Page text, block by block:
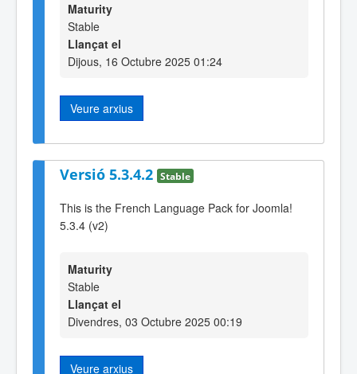
Maturity
Stable
Llançat el
Dijous, 16 Octubre 2025 01:24
Veure arxius
Versió 5.3.4.2 Stable
This is the French Language Pack for Joomla!
5.3.4 (v2)
Maturity
Stable
Llançat el
Divendres, 03 Octubre 2025 00:19
Veure arxius